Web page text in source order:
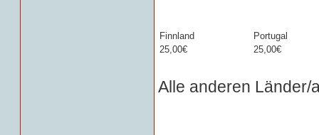
Finnland
25,00€
Portugal
25,00€
Alle anderen Länder/